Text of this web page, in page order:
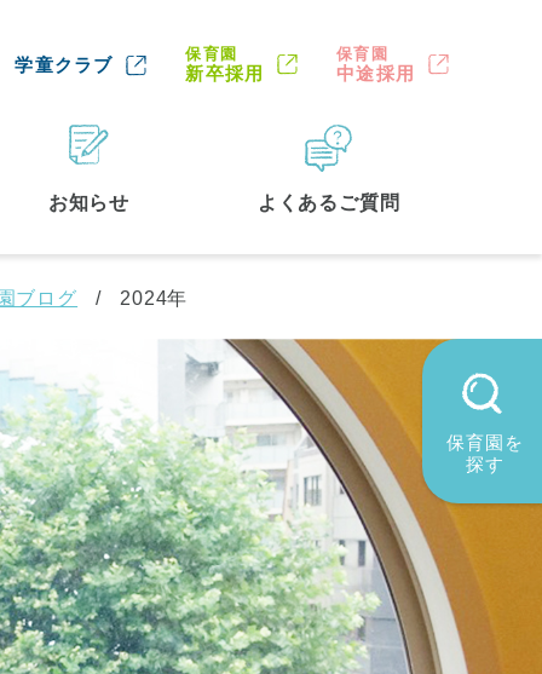
学童クラブ
保育園
新卒採用
保育園
中途採用
お知らせ よくあるご質問
保育園を
探す
墨田区(2) 品川区 (1)
杉並区(3) 板橋区(3)
三鷹市(2) 調布市(1)
ブログ 2024年